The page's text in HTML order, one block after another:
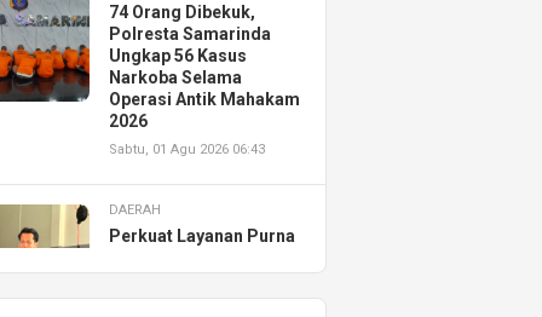
74 Orang Dibekuk,
Polresta Samarinda
Ungkap 56 Kasus
Narkoba Selama
Operasi Antik Mahakam
2026
Sabtu, 01 Agu 2026 06:43
DAERAH
Perkuat Layanan Purna
Resmikan AHASS